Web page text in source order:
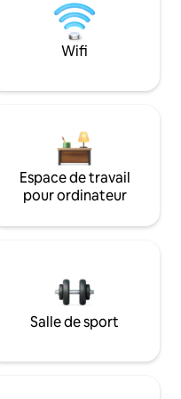
Wifi
Espace de travail
pour ordinateur
Salle de sport